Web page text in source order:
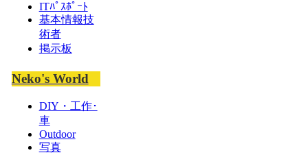
ITﾊﾟｽﾎﾟｰﾄ
基本情報技
術者
掲示板
Neko's World
DIY・工作･
車
Outdoor
写真